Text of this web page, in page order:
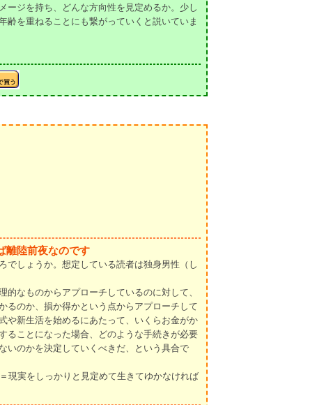
ジを持ち、どんな方向性を見定めるか。少し
齢を重ねることにも繋がっていくと説いていま
離陸前夜なのです
でしょうか。想定している読者は独身男性（し
なものからアプローチしているのに対して、
るのか、損か得かという点からアプローチして
や新生活を始めるにあたって、いくらお金がか
ることになった場合、どのような手続きが必要
いのかを決定していくべきだ、という具合で
現実をしっかりと見定めて生きてゆかなければ